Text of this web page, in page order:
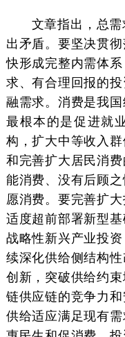
文章指出，总需
出矛盾。要坚决贯
快形成完整内需体
求、有合理回报的
融需求。消费是我
最根本的是促进就
构，扩大中等收入
和完善扩大居民消
能消费、没有后顾
愿消费。要完善扩
适度超前部署新型
战略性新兴产业投
续深化供给侧结构
创新，突破供给约
链供应链的竞争力
供给适应满足现有